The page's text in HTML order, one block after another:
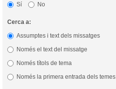
Sí
No
Cerca a:
Assumptes i text dels missatges
Només el text del missatge
Només títols de tema
Només la primera entrada dels temes